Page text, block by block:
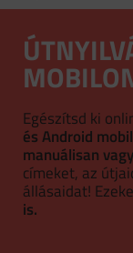
Egészítsd ki
és Android
manuálisan
címeket, az
állásaidat!
is.